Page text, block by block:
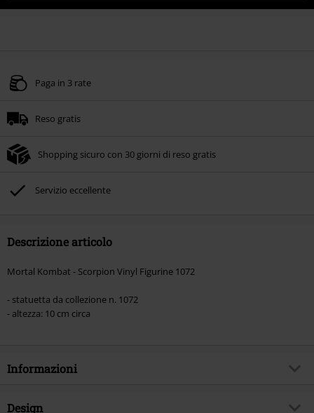
Paga in 3 rate
Reso gratis
Shopping sicuro con 30 giorni di reso gratis
Servizio eccellente
Descrizione articolo
Mortal Kombat - Scorpion Vinyl Figurine 1072
- statuetta da collezione n. 1072
- altezza: 10 cm circa
Informazioni
Codice articolo
Design